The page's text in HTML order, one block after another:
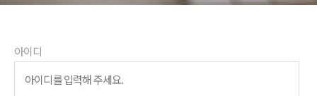
아이디